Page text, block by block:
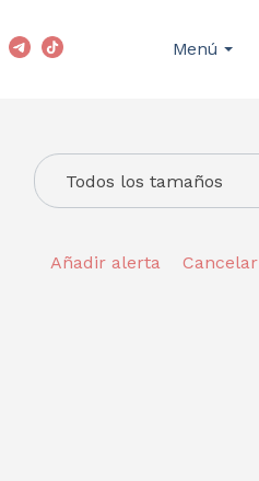
Menú
Todos los tamaños
Cancelar
Añadir alerta